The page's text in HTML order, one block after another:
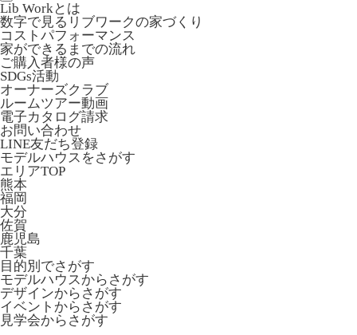
Lib Workとは
数字で見るリブワークの家づくり
コストパフォーマンス
家ができるまでの流れ
ご購入者様の声
SDGs活動
オーナーズクラブ
ルームツアー動画
電子カタログ請求
お問い合わせ
LINE友だち登録
モデルハウスをさがす
エリアTOP
熊本
福岡
大分
佐賀
鹿児島
千葉
目的別でさがす
モデルハウスからさがす
デザインからさがす
イベントからさがす
見学会からさがす